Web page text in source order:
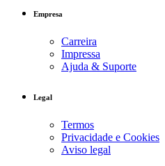
Empresa
Carreira
Impressa
Ajuda & Suporte
Legal
Termos
Privacidade e Cookies
Aviso legal